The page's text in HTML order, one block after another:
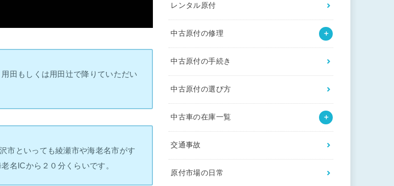
田もしくは用田辻で降りていただい
市といっても綾瀬市や海老名市がす
名ICから２０分くらいです。
レンタル原付
中古原付の修理
中古原付の手続き
中古原付の選び方
中古車の在庫一覧
交通事故
原付市場の日常